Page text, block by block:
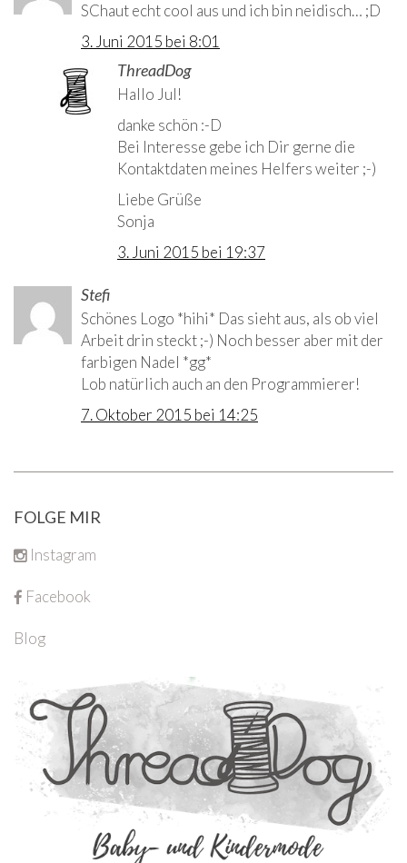
SChaut echt cool aus und ich bin neidisch… ;D
3. Juni 2015 bei 8:01
ThreadDog
Hallo Jul!
danke schön :-D
Bei Interesse gebe ich Dir gerne die
Kontaktdaten meines Helfers weiter ;-)
Liebe Grüße
Sonja
3. Juni 2015 bei 19:37
Stefi
Schönes Logo *hihi* Das sieht aus, als ob viel
Arbeit drin steckt ;-) Noch besser aber mit der
farbigen Nadel *gg*
Lob natürlich auch an den Programmierer!
7. Oktober 2015 bei 14:25
FOLGE MIR
Instagram
Facebook
Blog